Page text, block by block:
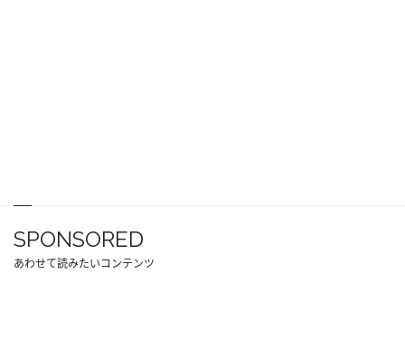
SPONSORED
あわせて読みたいコンテンツ